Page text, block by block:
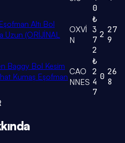
0
Altı Bol
Uzun (ORİJİNAL
OXVİ
N
₺
3
7
2
2 27
9
Baggy Bol Kesim
Kumaş Eşofman
CAO
NNES
₺
2
4
7
0 26
8